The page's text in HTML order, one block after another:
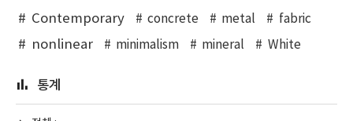
Contemporary concrete metal fabric
nonlinear minimalism mineral White
통계